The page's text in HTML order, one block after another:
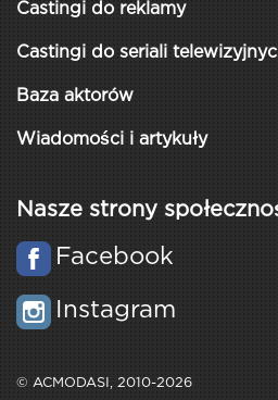
Castingi do reklamy
Castingi do seriali
Baza aktorów
Wiadomości i artykuły
Nasze strony
Facebook
Instagram
© ACMODASI, 2010-2026